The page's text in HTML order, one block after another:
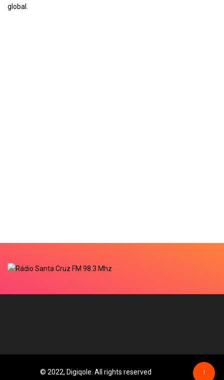
global.
© 2022, Digiqole. All rights reserved ↑